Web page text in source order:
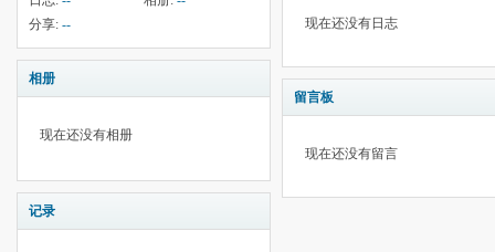
分享: --
相册
现在还没有相册
记录
现在还没有日志
留言板
现在还没有留言